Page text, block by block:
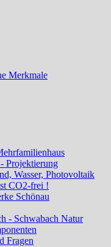
Merkmale
Projektierung
Wasser, Photovoltaik
CO2-frei !
Schönau
- Schwabach Natur
Fragen